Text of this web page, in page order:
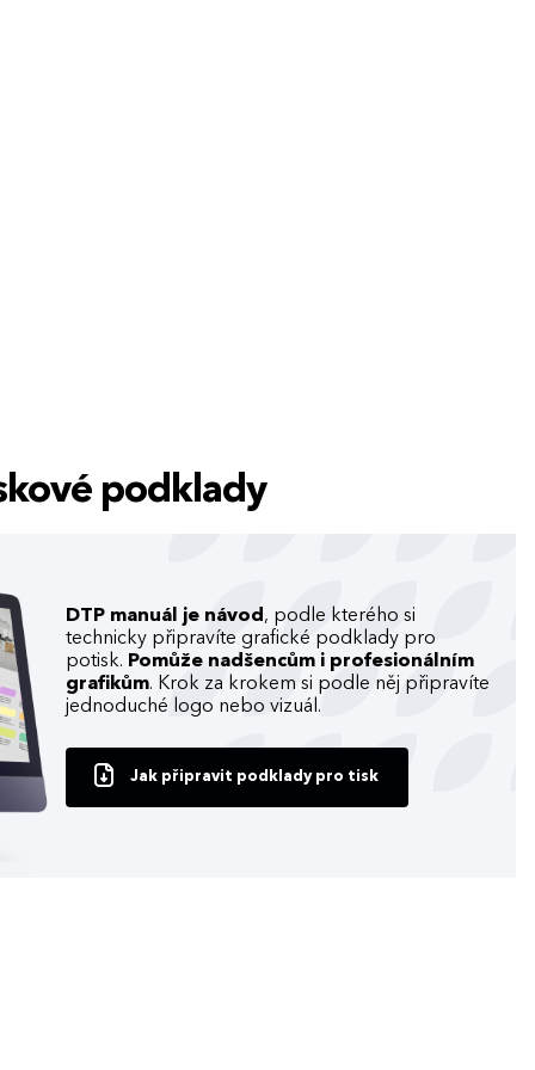
podklady
DTP manuál je návod , podle kterého si
technicky připravíte grafické podklady pro
potisk. Pomůže nadšencům i profesionálním
grafikům. Krok za krokem si podle něj připravíte
jednoduché logo nebo vizuál.
Jak připravit podklady pro tisk